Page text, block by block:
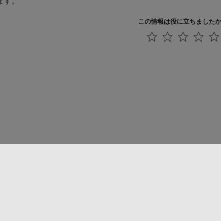
この情報は役に立ちました